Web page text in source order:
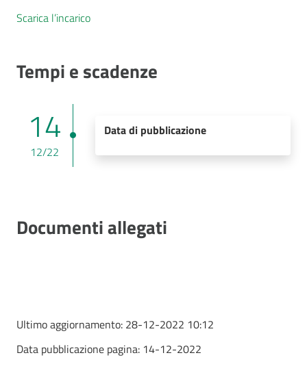
Scarica l’incarico
Tempi e scadenze
14
12/22
Data di pubblicazione
Documenti allegati
Ultimo aggiornamento: 28-12-2022 10:12
Data pubblicazione pagina: 14-12-2022